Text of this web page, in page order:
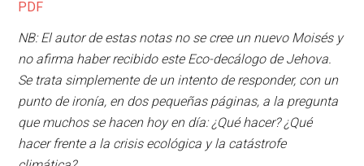
PDF
NB: El autor de estas notas no se cree un nuevo Moisés y
no afirma haber recibido este Eco-decálogo de Jehova.
Se trata simplemente de un intento de responder, con un
punto de ironía, en dos pequeñas páginas, a la pregunta
que muchos se hacen hoy en día: ¿Qué hacer? ¿Qué
hacer frente a la crisis ecológica y la catástrofe